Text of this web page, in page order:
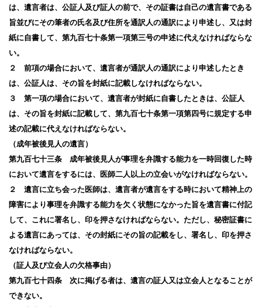
は、遺言者は、公証人及び証人の前で、その証書は自己の遺言書である
旨並びにその筆者の氏名及び住所を通訳人の通訳により申述し、又は封
紙に自書して、第九百七十条第一項第三号の申述に代えなければならな
い。
２ 前項の場合において、遺言者が通訳人の通訳により申述したとき
は、公証人は、その旨を封紙に記載しなければならない。
３ 第一項の場合において、遺言者が封紙に自書したときは、公証人
は、その旨を封紙に記載して、第九百七十条第一項第四号に規定する申
述の記載に代えなければならない。
（成年被後見人の遺言）
第九百七十三条 成年被後見人が事理を弁識する能力を一時回復した時
において遺言をするには、医師二人以上の立会いがなければならない。
２ 遺言に立ち会った医師は、遺言者が遺言をする時において精神上の
障害により事理を弁識する能力を欠く状態になかった旨を遺言書に付記
して、これに署名し、印を押さなければならない。ただし、秘密証書に
よる遺言にあっては、その封紙にその旨の記載をし、署名し、印を押さ
なければならない。
（証人及び立会人の欠格事由）
第九百七十四条 次に掲げる者は、遺言の証人又は立会人となることが
できない。